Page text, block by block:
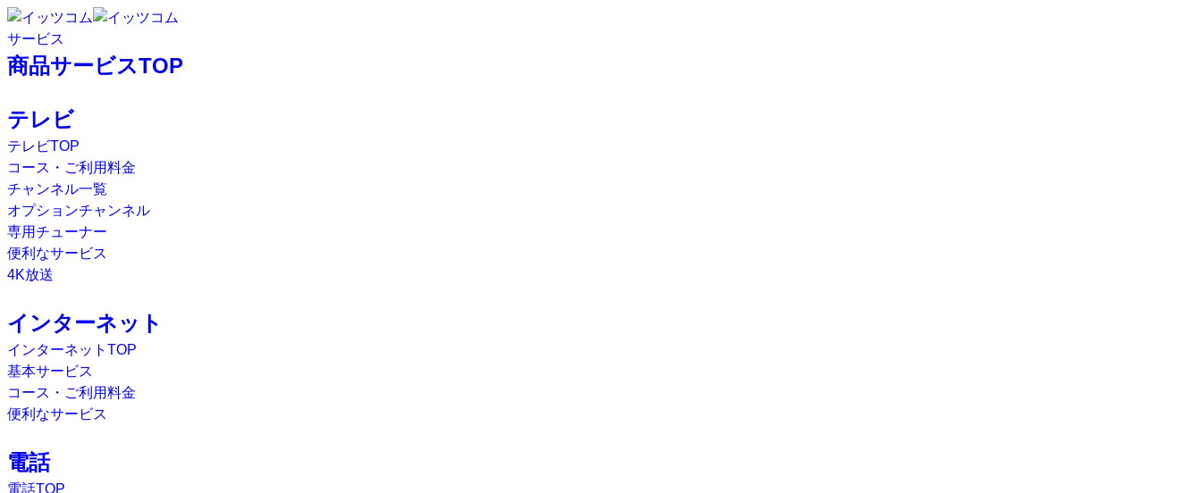
サービス
商品サービスTOP
テレビ
テレビTOP
コース・ご利用料金
チャンネル一覧
オプションチャンネル
専用チューナー
便利なサービス
4K放送
インターネット
インターネットTOP
基本サービス
コース・ご利用料金
便利なサービス
電話
電話TOP